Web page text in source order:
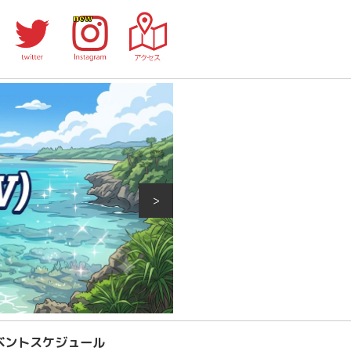
>
ントスケジュール